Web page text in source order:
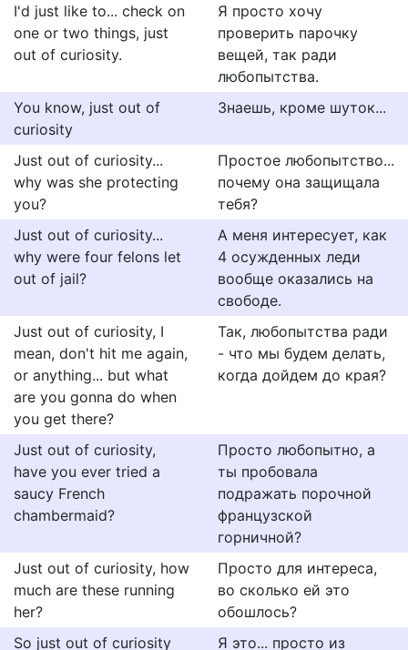
I'd just like to... check on
one or two things, just
out of curiosity.
Я просто хочу
проверить парочку
вещей, так ради
любопытства.
You know, just out of
curiosity
Знаешь, кроме шуток...
Just out of curiosity...
why was she protecting
you?
Простое любопытство...
почему она защищала
тебя?
Just out of curiosity...
why were four felons let
out of jail?
А меня интересует, как
4 осужденных леди
вообще оказались на
свободе.
Just out of curiosity, I
mean, don't hit me again,
or anything... but what
are you gonna do when
you get there?
Так, любопытства ради
- что мы будем делать,
когда дойдем до края?
Just out of curiosity,
have you ever tried a
saucy French
chambermaid?
Просто любопытно, а
ты пробовала
подражать порочной
французской
горничной?
Just out of curiosity, how
much are these running
her?
Просто для интереса,
во сколько ей это
обошлось?
So just out of curiosity
Я это... просто из